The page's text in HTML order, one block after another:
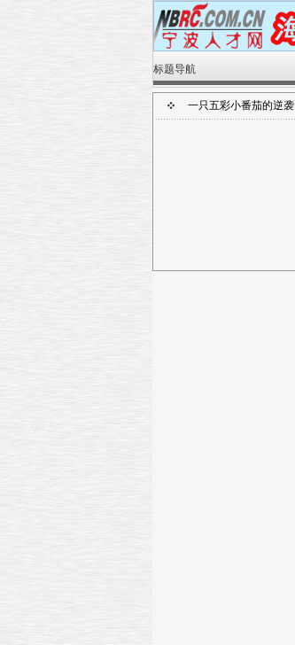
标题导航
一只五彩小番茄的逆袭